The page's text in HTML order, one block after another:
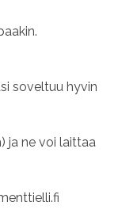
soveltuu hyvin
ja ne voi laittaa